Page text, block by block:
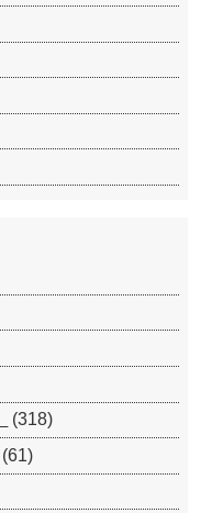
(318)
(61)